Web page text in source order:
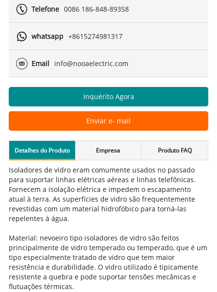
Telefone 0086 186-848-89358
whatsapp +8615274981317
Email info@nooaelectric.com
Inquérito Agora
Enviar e- mail
Detalhes do Produto Empresa Produto FAQ
Isoladores de vidro eram comumente usados no passado
para suportar linhas elétricas aéreas e linhas telefônicas.
Fornecem a isolação elétrica e impedem o escapamento
atual à terra. As superfícies de vidro são frequentemente
revestidas com um material hidrofóbico para torná-las
repelentes à água.
Material: nevoeiro tipo isoladores de vidro são feitos
principalmente de vidro temperado ou temperado, que é um
tipo especialmente tratado de vidro que tem maior
resistência e durabilidade. O vidro utilizado é tipicamente
resistente a quebra e pode suportar tensões mecânicas e
flutuações térmicas.